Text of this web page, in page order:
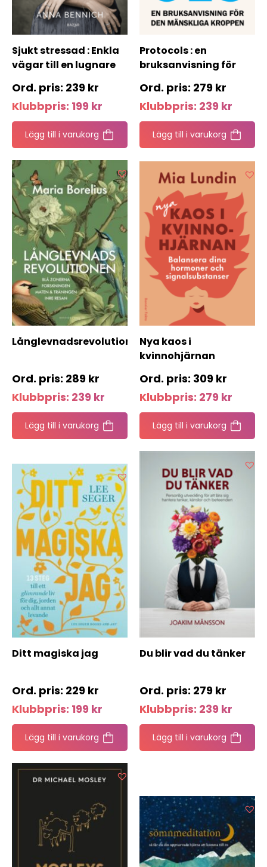
Sjukt stressad : Enkla
vägar till en lugnare
239 kr
Klubbpris: 199 kr
Lägg till i varukorg
Protocols : en
bruksanvisning för
kroppen
279 kr
Klubbpris: 239 kr
Lägg till i varukorg
Långlevnadsrevolutionen
289 kr
Klubbpris: 239 kr
Lägg till i varukorg
Nya kaos i
kvinnohjärnan
309 kr
Klubbpris: 279 kr
Lägg till i varukorg
Ditt magiska jag
229 kr
Klubbpris: 199 kr
Lägg till i varukorg
Du blir vad du tänker
279 kr
Klubbpris: 239 kr
Lägg till i varukorg